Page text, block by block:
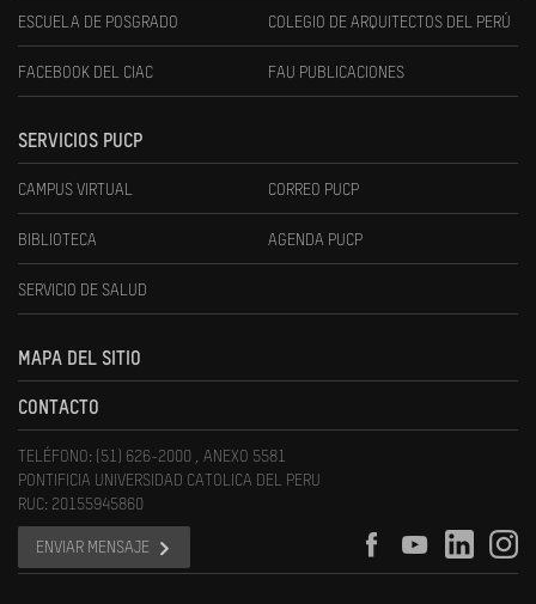
ESCUELA DE POSGRADO COLEGIO DE ARQUITECTOS DEL PERÚ
FACEBOOK DEL CIAC FAU PUBLICACIONES
SERVICIOS PUCP
CAMPUS VIRTUAL CORREO PUCP
BIBLIOTECA AGENDA PUCP
SERVICIO DE SALUD
MAPA DEL SITIO
CONTACTO
TELÉFONO: (51) 626-2000 , ANEXO 5581
PONTIFICIA UNIVERSIDAD CATOLICA DEL PERU
RUC: 20155945860
ENVIAR MENSAJE